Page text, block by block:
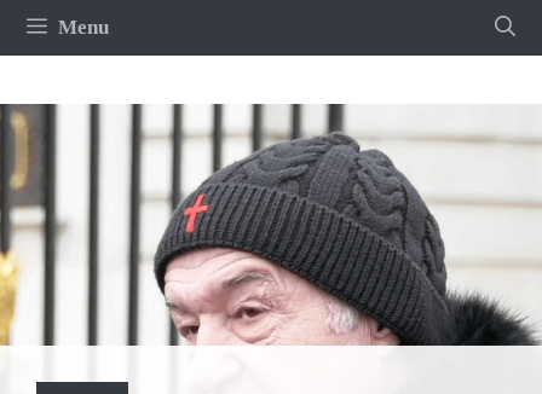
Sari
Menu